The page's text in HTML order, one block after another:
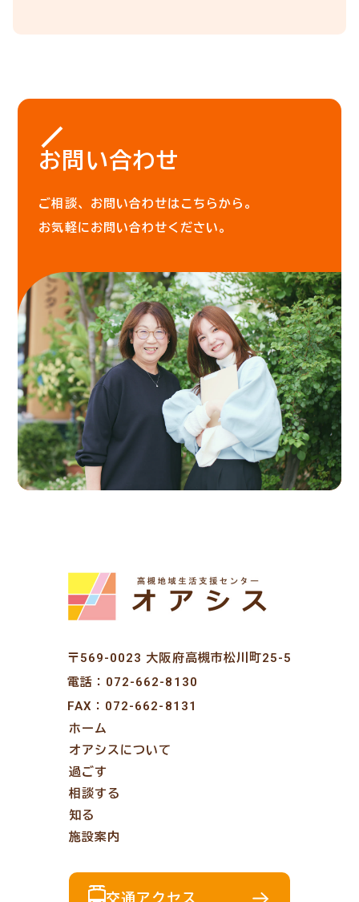
お問い合わせ
ご相談、お問い合わせはこちらから。
お気軽にお問い合わせください。
〒569-0023 大阪府高槻市松川町25-5
電話： 072-662-8130
FAX：072-662-8131
ホーム
オアシスについて
過ごす
相談する
知る
施設案内
交通アクセス